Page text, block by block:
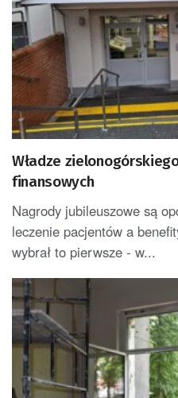
Władze
finansowych
Nagrody jubileuszowe są
leczenie pacjentów a
wybrał to pierwsze - w...